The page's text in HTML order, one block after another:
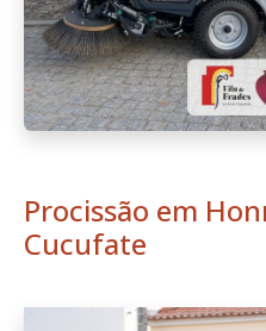
Procissão em
Cucufate